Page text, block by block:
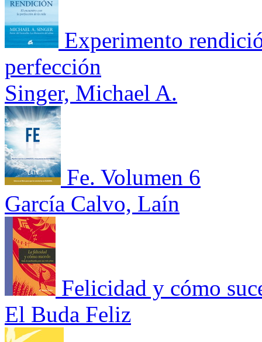
Experimento
perfección
Singer, Michael A.
Fe. Volumen 6
García Calvo, Laín
Felicidad y cómo
El Buda Feliz